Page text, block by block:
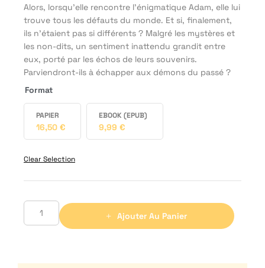
Alors, lorsqu’elle rencontre l’énigmatique Adam, elle lui
trouve tous les défauts du monde. Et si, finalement,
ils n’étaient pas si différents ? Malgré les mystères et
les non-dits, un sentiment inattendu grandit entre
eux, porté par les échos de leurs souvenirs.
Parviendront-ils à échapper aux démons du passé ?
Format
PAPIER
16,50 €
EBOOK (EPUB)
9,99 €
Clear Selection
Ajouter Au Panier